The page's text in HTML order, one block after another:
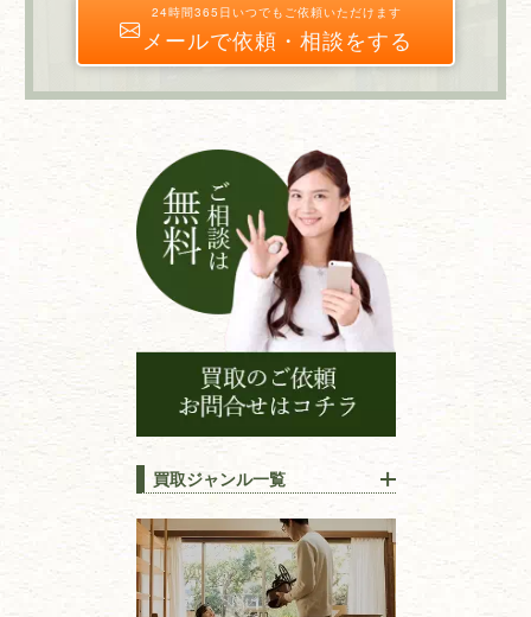
24時間365日いつでもご依頼いただけます
メールで依頼・相談をする
買取ジャンル一覧
江戸時代の書物
唐本・漢籍・
中国書物・朝鮮本